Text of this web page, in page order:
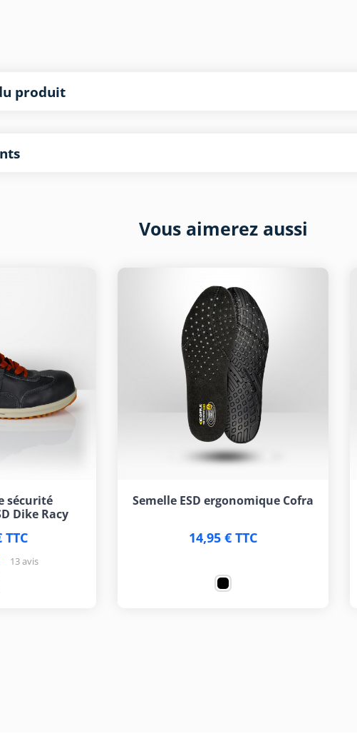
produit
Vous aimerez aussi
sécurité
Dike Racy
TTC
13 avis
Semelle ESD ergonomique Cofra
14,95 € TTC